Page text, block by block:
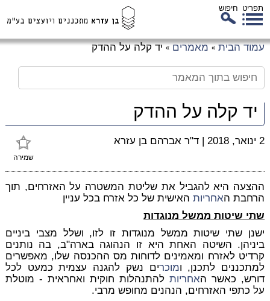
תפריט חיפוש
עמוד הבית » מאמרים » יד קלה על ההדק
יד קלה על ההדק
שמירה
2 ינואר, 2018 | ד"ר אברהם בן עזרא
ההצעה היא להגביל את שליטת המשטרה על האזרחים, תוך
הרחבת האחריותהאישית של כל אזרח בכל עניין
שתי שיטות ממשל מנוגדות
ישנן שתי שיטות ממשל מנוגדות זו לזו, ושלל מצבי ביניים
ביניהן. השיטה האחת היא זו הנהוגה בארה"ב, בה נותנים
קרדיט לאזרח ומאמינים לדוחות מס ההכנסה שלו, מאפשרים
למתכננים לתכנן, ומוכרים נשק להגנה עצמית כמעט לכל
דורש, כאשר האחריותלהתנהלות חוקית ואחראית - מוטלת
על כתפי האזרחים, הנהנים מחופש מרבי.